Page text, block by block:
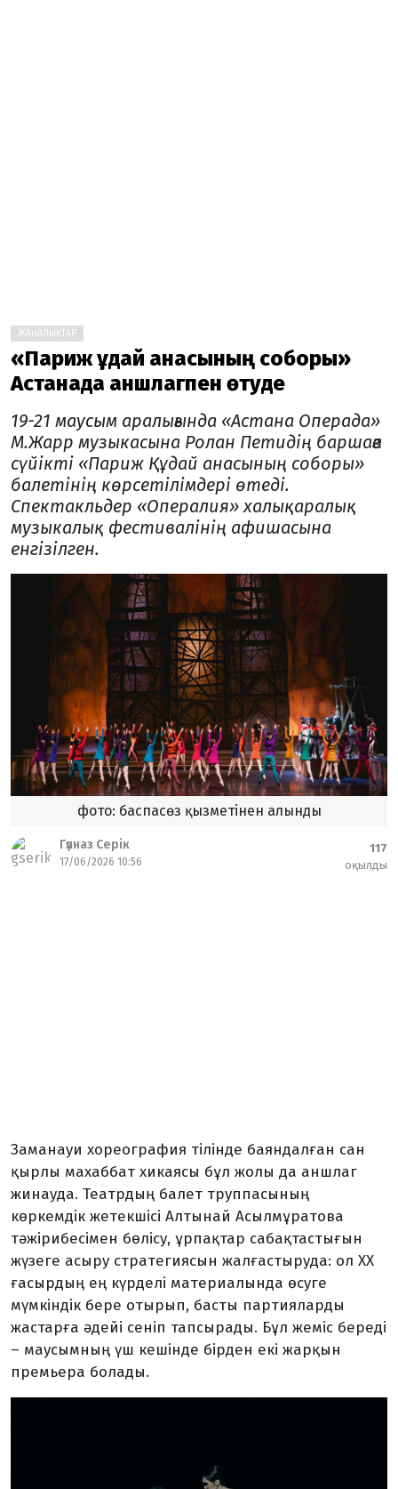
ЖАҢАЛЫҚТАР
«Париж Құдай анасының соборы»
Астанада аншлагпен өтуде
19-21 маусым аралығында «Астана Операда»
М.Жарр музыкасына Ролан Петидің баршаға
сүйікті «Париж Құдай анасының соборы»
балетінің көрсетілімдері өтеді.
Спектакльдер «Опералия» халықаралық
музыкалық фестивалінің афишасына
енгізілген.
фото: баспасөз қызметінен алынды
Гүлназ Серік
17/06/2026 10:56
117
оқылды
Заманауи хореография тілінде баяндалған сан
қырлы махаббат хикаясы бұл жолы да аншлаг
жинауда. Театрдың балет труппасының
көркемдік жетекшісі Алтынай Асылмұратова
тәжірибесімен бөлісу, ұрпақтар сабақтастығын
жүзеге асыру стратегиясын жалғастыруда: ол ХХ
ғасырдың ең күрделі материалында өсуге
мүмкіндік бере отырып, басты партияларды
жастарға әдейі сеніп тапсырады. Бұл жеміс береді
– маусымның үш кешінде бірден екі жарқын
премьера болады.